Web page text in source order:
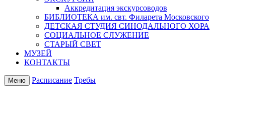
Аккредитация экскурсоводов
БИБЛИОТЕКА им. свт. Филарета Московского
ДЕТСКАЯ СТУДИЯ СИНОДАЛЬНОГО ХОРА
СОЦИАЛЬНОЕ СЛУЖЕНИЕ
СТАРЫЙ СВЕТ
МУЗЕЙ
КОНТАКТЫ
Меню Расписание Требы